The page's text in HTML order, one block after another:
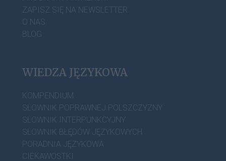
ZAPISZ SIĘ NA NEWSLETTER
O NAS
BLOG
WIEDZA JĘZYKOWA
KOMPENDIUM
SŁOWNIK POPRAWNEJ POLSZCZYZNY
SŁOWNIK INTERPUNKCYJNY
SŁOWNIK BŁĘDÓW JĘZYKOWYCH
PORADNIA JĘZYKOWA
CIEKAWOSTKI